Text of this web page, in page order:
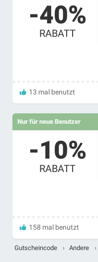
-40%
RABATT
13 mal benutzt
Nur für neue Benutzer
-10%
RABATT
158 mal benutzt
Gutscheincode › Andere ›